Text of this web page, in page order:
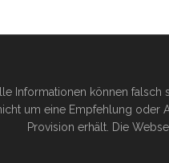
Informationen können
um eine Empfehlung
Provision erhält. Die